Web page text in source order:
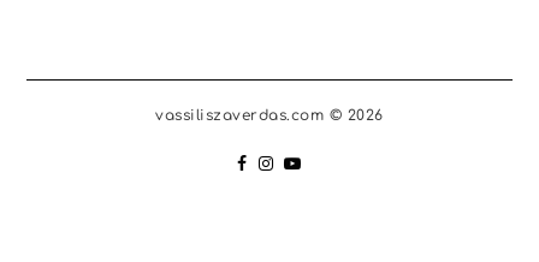
vassiliszaverdas.com © 2026